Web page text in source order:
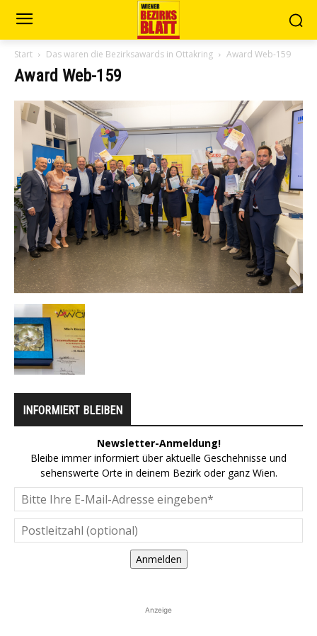
Start Das waren die Bezirksawards in Ottakring Award Web-159
Award Web-159
INFORMIERT BLEIBEN
Newsletter-Anmeldung!
Bleibe immer informiert über aktuelle Geschehnisse und
sehenswerte Orte in deinem Bezirk oder ganz Wien.
Anmelden
Anzeige